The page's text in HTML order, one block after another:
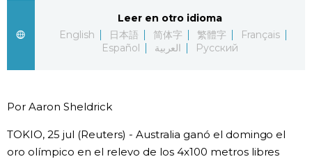
Русский
Vida
Guía de Japón
Leer en otro idioma
English
日本語 简体字 繁體字
Français
Español
العربية Русский
Por Aaron Sheldrick
TOKIO, 25 jul (Reuters) - Australia ganó el domingo el
oro olímpico en el relevo de los 4x100 metros libres